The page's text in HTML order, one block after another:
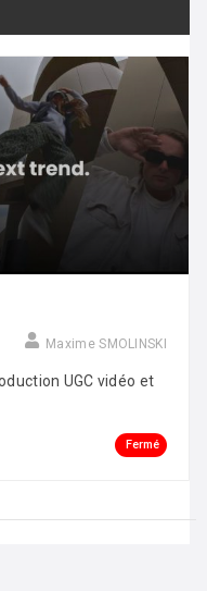
Maxime SMOLINSKI
UGC vidéo et
Fermé